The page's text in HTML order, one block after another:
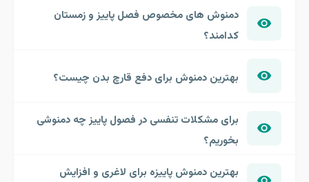
دمنوش های مخصوص فصل پاییز و زمستان
کدامند؟
بهترین دمنوش برای دفع قارچ بدن چیست؟
برای مشکلات تنفسی در فصول پاییز چه دمنوشی
بخوریم؟
بهترین دمنوش پاییزه برای لاغری و افزایش